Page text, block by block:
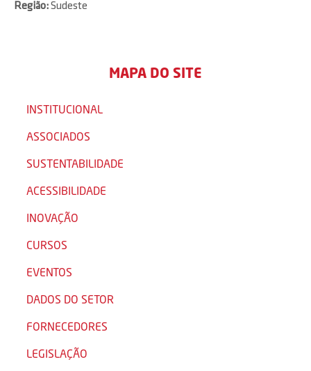
Região:Sudeste
MAPA DO SITE
INSTITUCIONAL
ASSOCIADOS
SUSTENTABILIDADE
ACESSIBILIDADE
INOVAÇÃO
CURSOS
EVENTOS
DADOS DO SETOR
FORNECEDORES
LEGISLAÇÃO